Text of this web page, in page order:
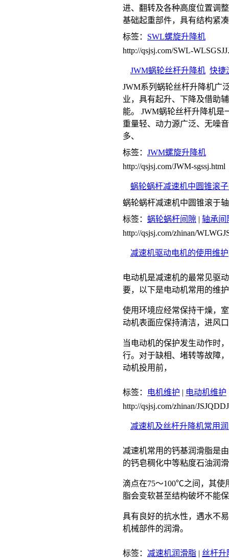
进、翻转及各种高度位置调
基础起重部件，具有结构紧
标签： SWL螺旋升降机
http://qsjsj.com/SWL-
JWM蜗轮丝杆升降机 快捷
JWM系列蜗轮丝杆升降机广
业，具有起升、下降及借助
能。 JWM蜗轮丝杆升降机
重量轻、动力源广泛、无噪
多、
标签： JWM螺旋升降机
http://qsjsj.com/JWM-sgssj.html
蜗轮蜗杆减速机中圆锥滚
蜗轮蜗杆减速机中圆锥滚于
标签： 蜗轮蜗杆间隙 | 轴承间
http://qsjsj.com/zhinan/
减速机驱动电机的使用维护
电动机是减速机的最常见驱
要，以下是电动机常用的维
使用环境应经常保持干燥，
动机表面应保持清洁，进风
当电动机的保护发生动作时
行。对于缺相、堵转等故障
动机投用前，
标签： 电机维护 | 电动机维护
http://qsjsj.com/zhinan/
减速机及丝杆升降机常用
减速机常用的钙基润滑脂是
的钙皂稠化中等粘度石油润
滴点在75～100℃之间，其使
脂会变软甚至结构破坏不能
具有良好的抗水性，遇水不
机械部件的润滑。
标签： 减速机润滑脂 | 丝杆升